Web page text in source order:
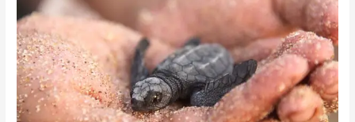
ventajas
de
contratar
un
tour
en
Los